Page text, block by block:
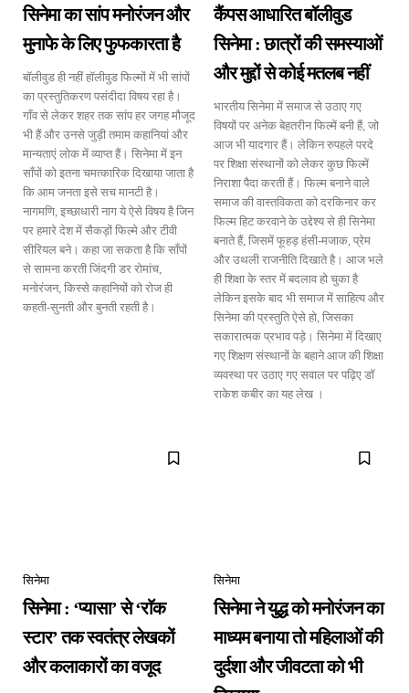
सिनेमा का सांप मनोरंजन और
मुनाफे के लिए फुफकारता है
बॉलीवुड ही नहीं हॉलीवुड फिल्मों में भी सांपों
का प्रस्तुतिकरण पसंदीदा विषय रहा है।
गाँव से लेकर शहर तक सांप हर जगह मौजूद
भी हैं और उनसे जुड़ी तमाम कहानियां और
मान्यताएं लोक में व्याप्त हैं। सिनेमा में इन
साँपों को इतना चमत्कारिक दिखाया जाता है
कि आम जनता इसे सच मानटी है।
नागमणि, इच्छाधारी नाग ये ऐसे विषय है जिन
पर हमारे देश में सैकड़ों फिल्मे और टीवी
सीरियल बने। कहा जा सकता है कि साँपों
से सामना करती जिंदगी डर रोमांच,
मनोरंजन, किस्से कहानियों को रोज ही
कहती-सुनती और बुनती रहती है।
कैंपस आधारित बॉलीवुड
सिनेमा : छात्रों की समस्याओं
और मुद्दों से कोई मतलब नहीं
भारतीय सिनेमा में समाज से उठाए गए
विषयों पर अनेक बेहतरीन फिल्में बनी हैं, जो
आज भी यादगार हैं। लेकिन रुपहले परदे
पर शिक्षा संस्थानों को लेकर कुछ फिल्में
निराशा पैदा करती हैं। फिल्म बनाने वाले
समाज की वास्तविकता को दरकिनार कर
फिल्म हिट करवाने के उद्देश्य से ही सिनेमा
बनाते हैं, जिसमें फूहड़ हंसी-मजाक, प्रेम
और उथली राजनीति दिखाते है। आज भले
ही शिक्षा के स्तर में बदलाव हो चुका है
लेकिन इसके बाद भी समाज में साहित्य और
सिनेमा की प्रस्तुति ऐसे हो, जिसका
सकारात्मक प्रभाव पड़े। सिनेमा में दिखाए
गए शिक्षण संस्थानों के बहाने आज की शिक्षा
व्यवस्था पर उठाए गए सवाल पर पढ़िए डॉ
राकेश कबीर का यह लेख ।
सिनेमा
सिनेमा : ‘प्यासा’ से ‘राॅक
स्टार’ तक स्वतंत्र लेखकों
और कलाकारों का वजूद
सिनेमा
सिनेमा ने युद्ध को मनोरंजन का
माध्यम बनाया तो महिलाओं की
दुर्दशा और जीवटता को भी